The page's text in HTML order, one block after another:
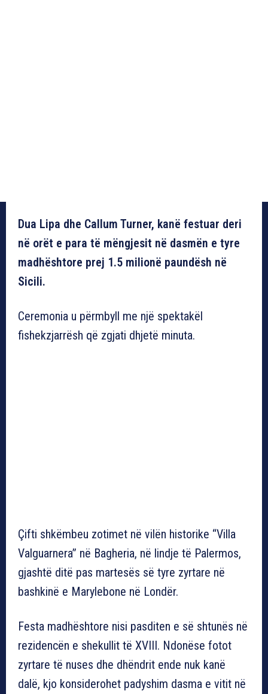
Dua Lipa dhe Callum Turner, kanë festuar deri
në orët e para të mëngjesit në dasmën e tyre
madhështore prej 1.5 milionë paundësh në
Sicili.
Ceremonia u përmbyll me një spektakël
fishekzjarrësh që zgjati dhjetë minuta.
Çifti shkëmbeu zotimet në vilën historike “Villa
Valguarnera” në Bagheria, në lindje të Palermos,
gjashtë ditë pas martesës së tyre zyrtare në
bashkinë e Marylebone në Londër.
Festa madhështore nisi pasditen e së shtunës në
rezidencën e shekullit të XVIII. Ndonëse fotot
zyrtare të nuses dhe dhëndrit ende nuk kanë
dalë, kjo konsiderohet padyshim dasma e vitit në